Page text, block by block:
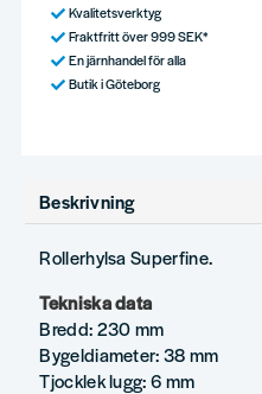
Kvalitetsverktyg
Fraktfritt över 999 SEK*
En järnhandel för alla
Butik i Göteborg
Beskrivning
Rollerhylsa Superfine.
Tekniska data
Bredd: 230 mm
Bygeldiameter: 38 mm
Tjocklek lugg: 6 mm